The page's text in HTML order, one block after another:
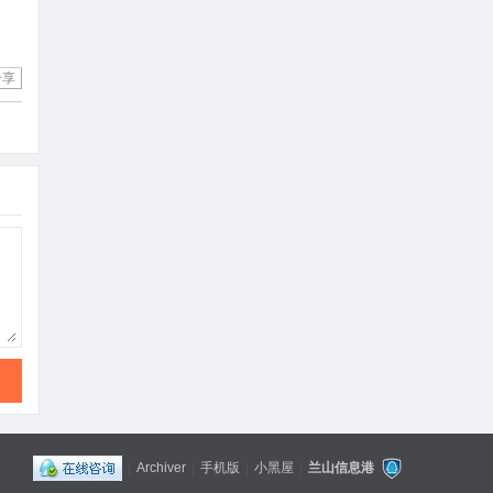
Archiver 手机版 小黑屋 兰山信息港